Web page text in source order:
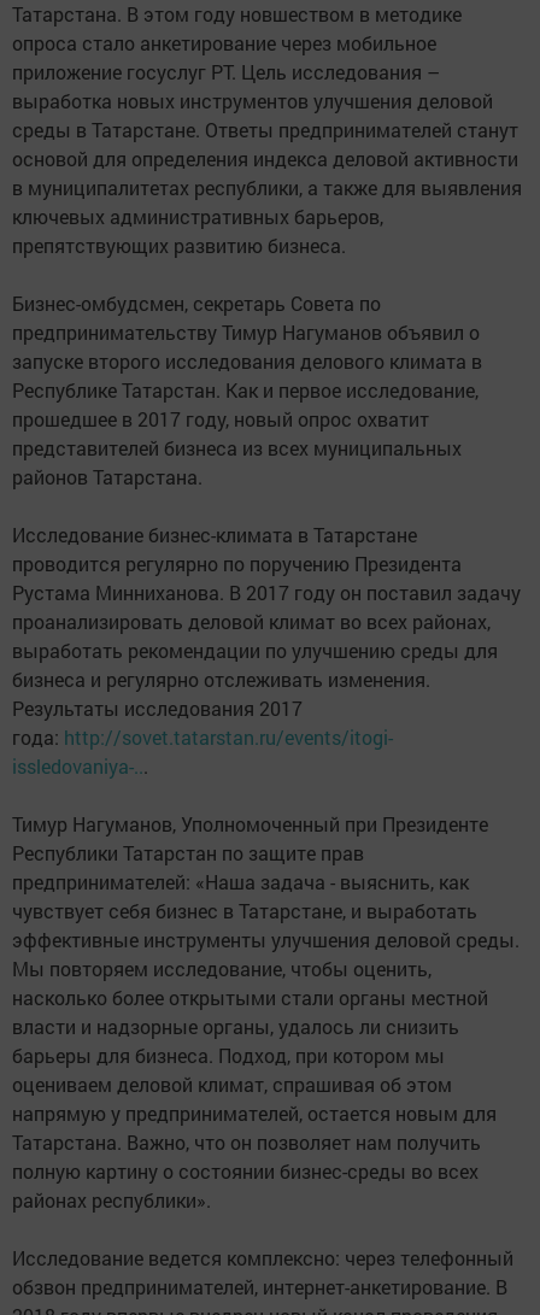
Татарстана. В этом году новшеством в методике
опроса стало анкетирование через мобильное
приложение госуслуг РТ. Цель исследования –
выработка новых инструментов улучшения деловой
среды в Татарстане. Ответы предпринимателей станут
основой для определения индекса деловой активности
в муниципалитетах республики, а также для выявления
ключевых административных барьеров,
препятствующих развитию бизнеса.
Бизнес-омбудсмен, секретарь Совета по
предпринимательству Тимур Нагуманов объявил о
запуске второго исследования делового климата в
Республике Татарстан. Как и первое исследование,
прошедшее в 2017 году, новый опрос охватит
представителей бизнеса из всех муниципальных
районов Татарстана.
Исследование бизнес-климата в Татарстане
проводится регулярно по поручению Президента
Рустама Минниханова. В 2017 году он поставил задачу
проанализировать деловой климат во всех районах,
выработать рекомендации по улучшению среды для
бизнеса и регулярно отслеживать изменения.
Результаты исследования 2017
года: http://sovet.tatarstan.ru/events/itogi-
issledovaniya-...
Тимур Нагуманов, Уполномоченный при Президенте
Республики Татарстан по защите прав
предпринимателей: «Наша задача - выяснить, как
чувствует себя бизнес в Татарстане, и выработать
эффективные инструменты улучшения деловой среды.
Мы повторяем исследование, чтобы оценить,
насколько более открытыми стали органы местной
власти и надзорные органы, удалось ли снизить
барьеры для бизнеса. Подход, при котором мы
оцениваем деловой климат, спрашивая об этом
напрямую у предпринимателей, остается новым для
Татарстана. Важно, что он позволяет нам получить
полную картину о состоянии бизнес-среды во всех
районах республики».
Исследование ведется комплексно: через телефонный
обзвон предпринимателей, интернет-анкетирование. В